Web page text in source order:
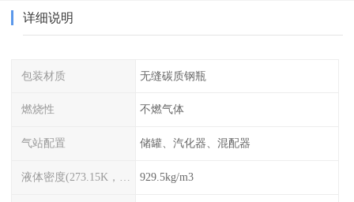
详细说明
包装材质 无缝碳质钢瓶
燃烧性 不燃气体
气站配置 储罐、汽化器、混配器
929.5kg/m3